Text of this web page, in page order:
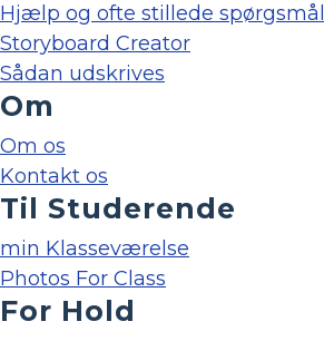
Hjælp og ofte stillede spørgsmål
Storyboard Creator
Sådan udskrives
Om
Om os
Kontakt os
Til Studerende
min Klasseværelse
Photos For Class
For Hold